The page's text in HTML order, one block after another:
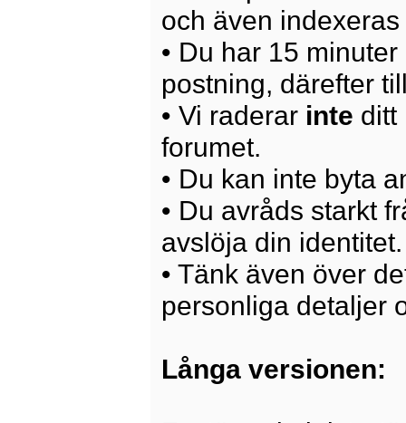
och även
• Du har 15
postning, därefter
• Vi raderar inte ditt
forumet.
• Du kan inte byta
• Du avråds starkt
avslöja din identitet.
• Tänk även över
personliga detaljer
Långa versionen: